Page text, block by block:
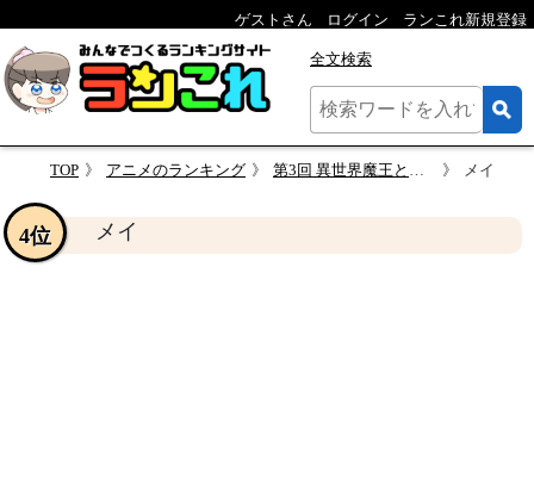
ゲストさん ログイン ランこれ新規登録
全文検索
TOP アニメのランキング 第3回 異世界魔王と召喚少女の奴隷魔術 人気キャラクター投票 メイ
メイ
4位